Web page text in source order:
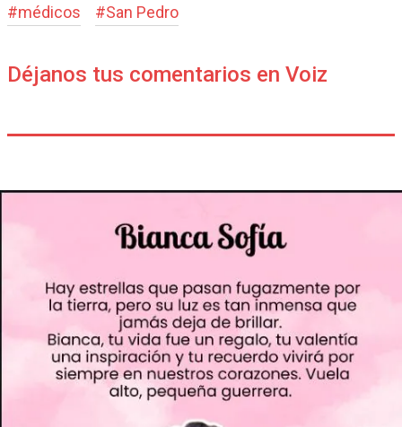
#médicos #San Pedro
Déjanos tus comentarios en Voiz